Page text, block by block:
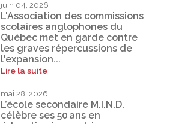
juin 04, 2026
L'Association des commissions
scolaires anglophones du
Québec met en garde contre
les graves répercussions de
l'expansion...
Lire la suite
mai 28, 2026
L’école secondaire M.I.N.D.
célèbre ses 50 ans en